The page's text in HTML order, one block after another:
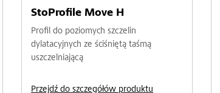
StoProfile Move H
Profil do poziomych szczelin
dylatacyjnych ze ściśniętą taśmą
uszczelniającą
Przejdź do szczegółów produktu